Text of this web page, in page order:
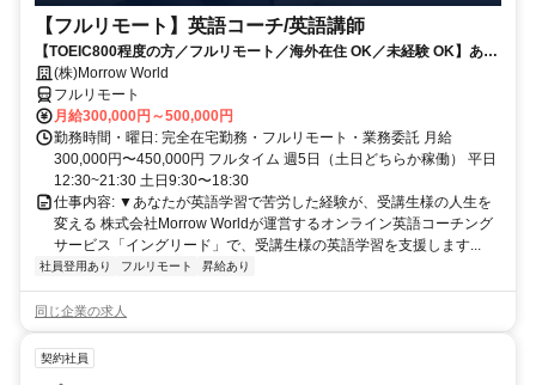
【フルリモート】英語コーチ/英語講師
【TOEIC800程度の方／フルリモート／海外在住 OK／未経験 OK】あな
たが英語学習で経験した失敗も成功も。すべてが、受講生の人生を変え
るお仕事です。
(株)Morrow World
フルリモート
月給300,000円～500,000円
勤務時間・曜日: 完全在宅勤務・フルリモート・業務委託 月給
300,000円〜450,000円 フルタイム 週5日（土日どちらか稼働） 平日
12:30~21:30 土日9:30〜18:30
仕事内容: ▼あなたが英語学習で苦労した経験が、受講生様の人生を
変える 株式会社Morrow Worldが運営するオンライン英語コーチング
サービス「イングリード」で、受講生様の英語学習を支援します...
社員登用あり フルリモート 昇給あり
同じ企業の求人
契約社員